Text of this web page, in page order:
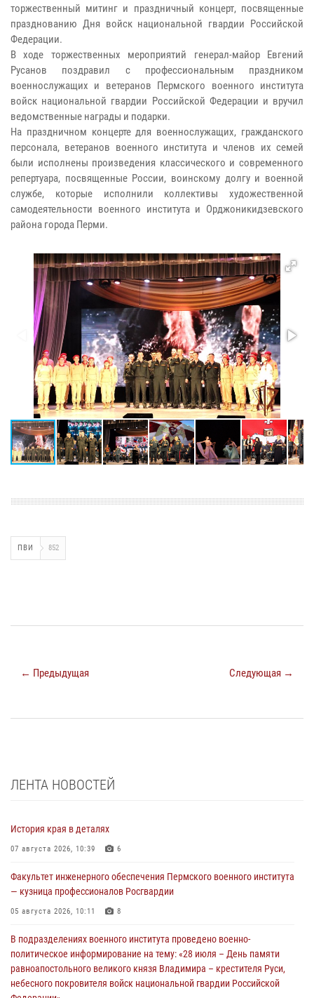
торжественный митинг и праздничный концерт, посвященные
празднованию Дня войск национальной гвардии Российской
Федерации.
В ходе торжественных мероприятий генерал-майор Евгений
Русанов поздравил с профессиональным праздником
военнослужащих и ветеранов Пермского военного института
войск национальной гвардии Российской Федерации и вручил
ведомственные награды и подарки.
На праздничном концерте для военнослужащих, гражданского
персонала, ветеранов военного института и членов их семей
были исполнены произведения классического и современного
репертуара, посвященные России, воинскому долгу и военной
службе, которые исполнили коллективы художественной
самодеятельности военного института и Орджоникидзевского
района города Перми.
ПВИ 852
← Предыдущая Следующая →
ЛЕНТА НОВОСТЕЙ
История края в деталях
07 августа 2026, 10:39 6
Факультет инженерного обеспечения Пермского военного института
— кузница профессионалов Росгвардии
05 августа 2026, 10:11 8
В подразделениях военного института проведено военно-
политическое информирование на тему: «28 июля – День памяти
равноапостольного великого князя Владимира – крестителя Руси,
небесного покровителя войск национальной гвардии Российской